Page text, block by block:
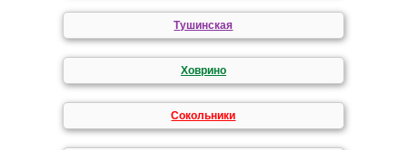
Тушинская
Ховрино
Сокольники